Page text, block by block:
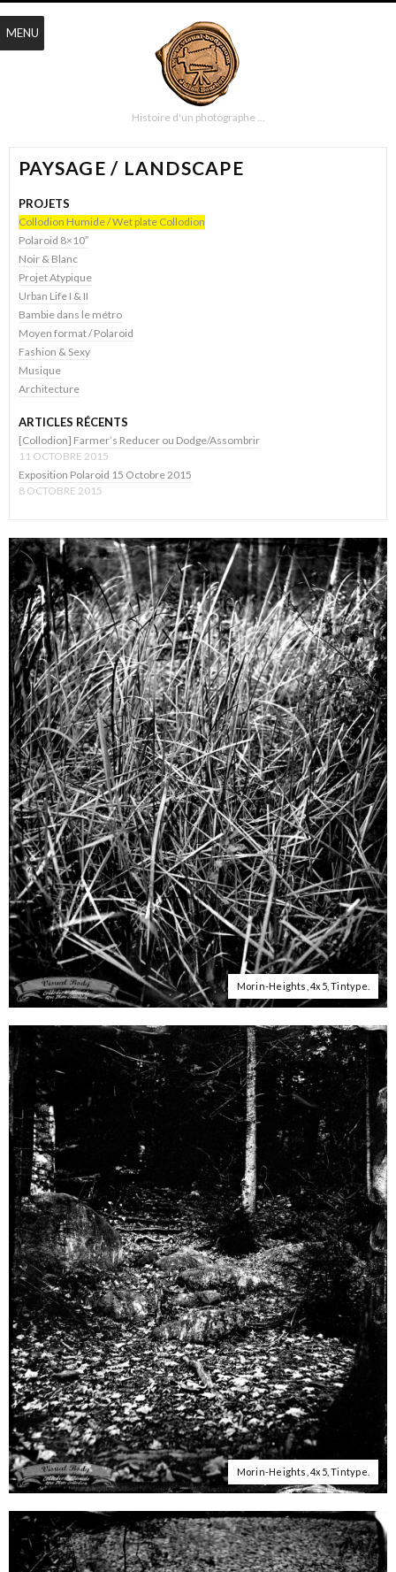
Histoire d'un photographe …
Morin-Heights, 4x5, Tintype.
Morin-Heights, 4x5, Tintype.
PAYSAGE / LANDSCAPE
PROJETS
Collodion Humide / Wet plate Collodion
Polaroid 8×10″
Noir & Blanc
Projet Atypique
Urban Life I & II
Bambie dans le métro
Moyen format / Polaroid
Fashion & Sexy
Musique
Architecture
ARTICLES RÉCENTS
[Collodion] Farmer’s Reducer ou Dodge/Assombrir
11 OCTOBRE 2015
Exposition Polaroid 15 Octobre 2015
8 OCTOBRE 2015
MENU